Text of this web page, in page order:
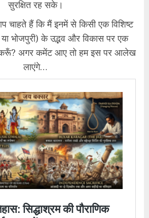
सुरक्षित रह सके।
चाहते हैं कि मैं इनमें से किसी एक विशिष्ट
भोजपुरी) के उद्भव और विकास पर एक
करूँ? अगर कमेंट आए तो हम इस पर आलेख
लाएंगे…